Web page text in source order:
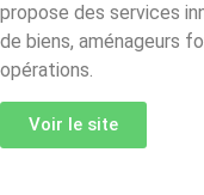
propose des services
de biens, aménageurs
opérations.
Voir le site